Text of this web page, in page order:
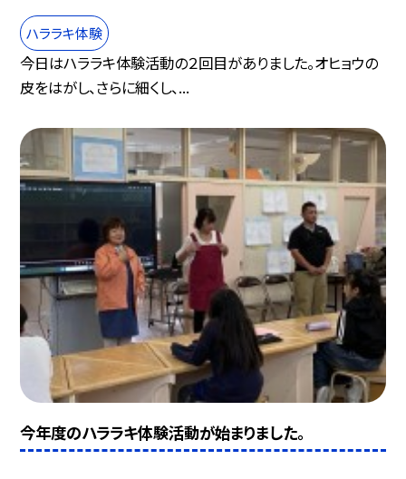
ハララキ体験
今日はハララキ体験活動の２回目がありました。オヒョウの
皮をはがし、さらに細くし、...
今年度のハララキ体験活動が始まりました。